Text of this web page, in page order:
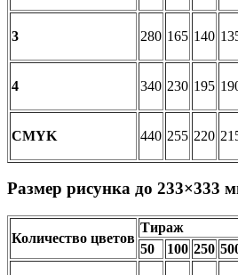
3 280 165 140
4 340 230 195
CMYK 440 255 220
Размер рисунка до 233×333
Количество цветов
Тираж
50
100 250